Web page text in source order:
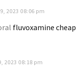
2023 08:06 pm
fluvoxamine cheap
2023 08:18 pm